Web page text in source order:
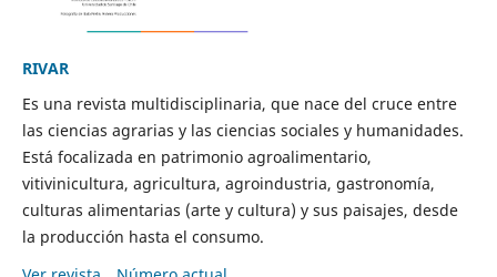
RIVAR
Es una revista multidisciplinaria, que nace del cruce entre
las ciencias agrarias y las ciencias sociales y humanidades.
Está focalizada en patrimonio agroalimentario,
vitivinicultura, agricultura, agroindustria, gastronomía,
culturas alimentarias (arte y cultura) y sus paisajes, desde
la producción hasta el consumo.